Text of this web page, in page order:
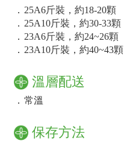
． 25A6斤裝，約18-20顆
． 25A10斤裝，約30-33顆
． 23A6斤裝，約24~26顆
． 23A10斤裝，約40~43顆
溫層配送
． 常溫
保存方法